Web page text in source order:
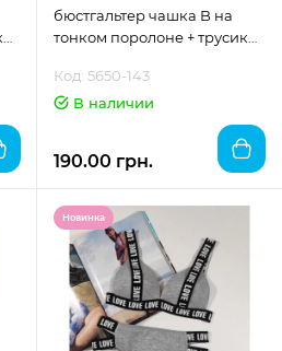
бюстгальтер чашка B на
тонком поролоне + трусики
Код: 5650-143
В наличии
190.00 грн.
Новинка